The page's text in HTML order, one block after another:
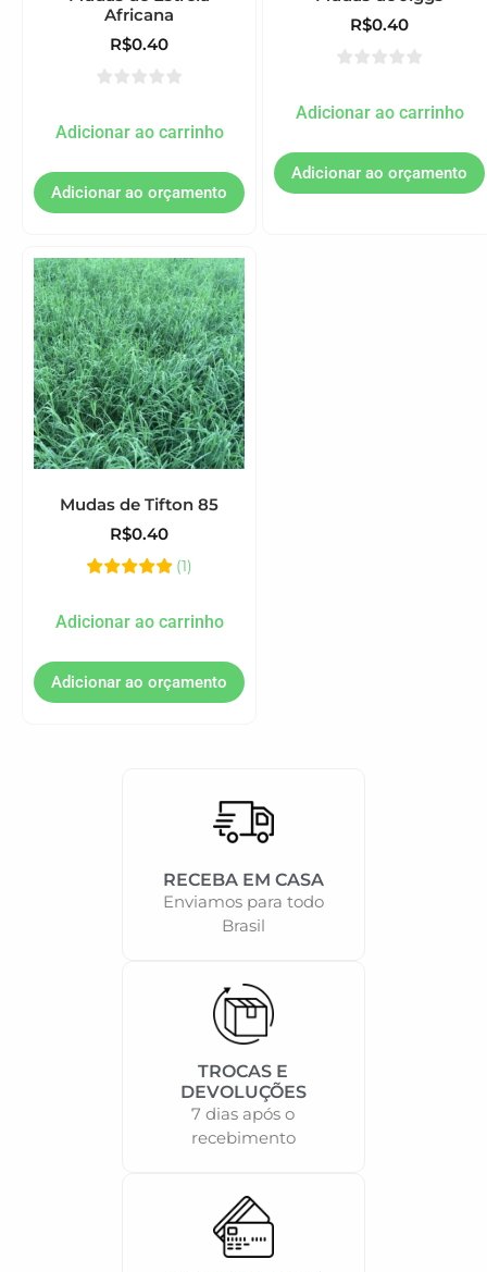
Africana
R$0.40
Adicionar ao carrinho
R$0.40
Adicionar ao carrinho
Mudas de Tifton 85
R$0.40
(1)
Adicionar ao carrinho
RECEBA EM CASA
Enviamos para todo
Brasil
TROCAS E
DEVOLUÇÕES
7 dias após o
recebimento